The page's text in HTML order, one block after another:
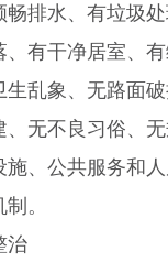
畅排水、有垃圾
、有干净居室、
生乱象、无路面
、无不良习俗、
、公共服务和人
。
治